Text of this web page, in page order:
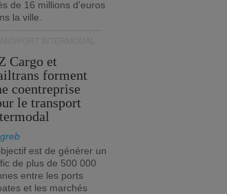
de 16 millions d'euros
la ville.
Cargo et
forment
coentreprise
le transport
est de générer un
de plus de 500 000
entre les ports
et les marchés